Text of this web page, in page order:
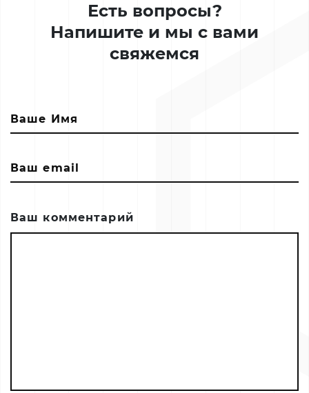
Есть вопросы?
Напишите и мы с вами
свяжемся
Ваш комментарий